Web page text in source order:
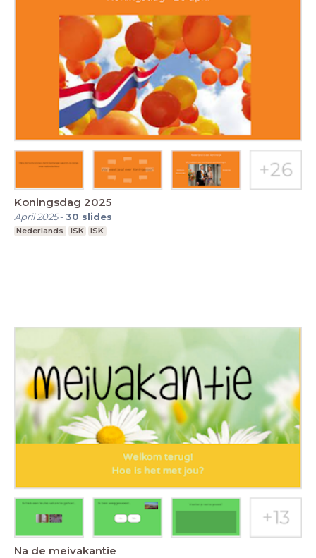
Koningsdag 2025
April 2025-30 slides
Nederlands ISK ISK
Na de meivakantie